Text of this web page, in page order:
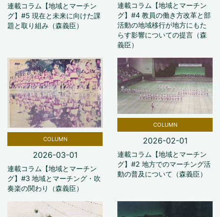
連載コラム【地域とマーチン
グ】#5 現在と未来に向けた課
題と取り組み（森義臣）
連載コラム【地域とマーチン
グ】#4 教員の働き方改革と部
活動の地域移行が地方にもた
らす影響についての提言（森
義臣）
COLUMN
2026-03-01
連載コラム【地域とマーチン
グ】#3 地域とマーチング・吹
奏楽の関わり（森義臣）
COLUMN
2026-02-01
連載コラム【地域とマーチン
グ】#2 地方でのマーチング活
動の普及について（森義臣）